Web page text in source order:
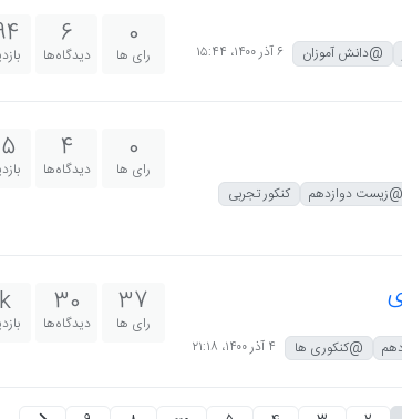
@دانش آموزان ۶ آذر ۱۴۰۰،‏ ۱۵:۴۴
0
رای ها
6
دیدگاه‌ها
@زیست دوازدهم
کنکور تجربی
0
رای ها
4
دیدگاه‌ها
@کنکوری ها ۴ آذر ۱۴۰۰،‏ ۲۱:۱۸
37
رای ها
30
دیدگاه‌ها